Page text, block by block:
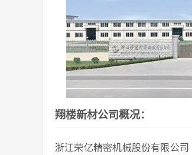
翔楼新材公司概况：
浙江荣亿精密机械股份有限公